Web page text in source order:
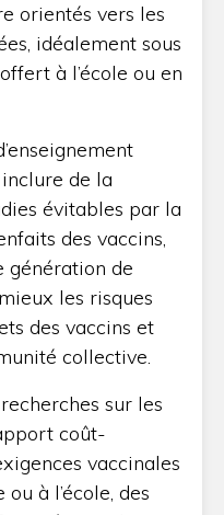
orientés vers les
idéalement sous
à l’école ou en
de la
évitables par la
des vaccins,
génération de
les risques
des vaccins et
collective.
sur les
coût-
vaccinales
à l’école, des